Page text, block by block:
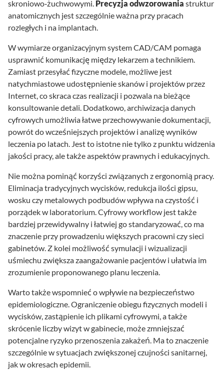
skroniowo‑żuchwowymi. Precyzja odwzorowania struktur
anatomicznych jest szczególnie ważna przy pracach
rozległych i na implantach.
W wymiarze organizacyjnym system CAD/CAM pomaga
usprawnić komunikację między lekarzem a technikiem.
Zamiast przesyłać fizyczne modele, możliwe jest
natychmiastowe udostępnienie skanów i projektów przez
Internet, co skraca czas realizacji i pozwala na bieżące
konsultowanie detali. Dodatkowo, archiwizacja danych
cyfrowych umożliwia łatwe przechowywanie dokumentacji,
powrót do wcześniejszych projektów i analizę wyników
leczenia po latach. Jest to istotne nie tylko z punktu widzenia
jakości pracy, ale także aspektów prawnych i edukacyjnych.
Nie można pominąć korzyści związanych z ergonomią pracy.
Eliminacja tradycyjnych wycisków, redukcja ilości gipsu,
wosku czy metalowych podbudów wpływa na czystość i
porządek w laboratorium. Cyfrowy workflow jest także
bardziej przewidywalny i łatwiej go standaryzować, co ma
znaczenie przy prowadzeniu większych pracowni czy sieci
gabinetów. Z kolei możliwość symulacji i wizualizacji
uśmiechu zwiększa zaangażowanie pacjentów i ułatwia im
zrozumienie proponowanego planu leczenia.
Warto także wspomnieć o wpływie na bezpieczeństwo
epidemiologiczne. Ograniczenie obiegu fizycznych modeli i
wycisków, zastąpienie ich plikami cyfrowymi, a także
skrócenie liczby wizyt w gabinecie, może zmniejszać
potencjalne ryzyko przenoszenia zakażeń. Ma to znaczenie
szczególnie w sytuacjach zwiększonej czujności sanitarnej,
jak w okresach epidemii.